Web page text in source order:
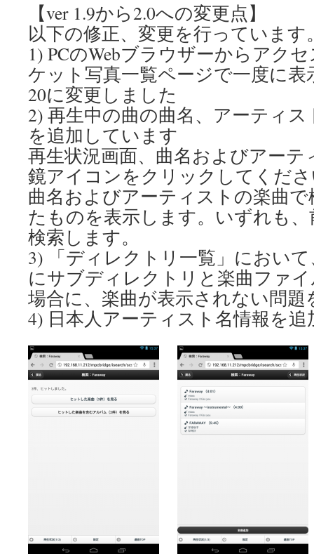
【ver 1.9から2.0への変更点】
以下の修正、変更を行っています
1) PCのWebブラウザーからアク
ケット写真一覧ページで一度に
20に変更しました
2) 再生中の曲の曲名、アーティ
を追加しています
再生状況画面、曲名およびアーテ
鏡アイコンをクリックしてくだ
曲名およびアーティストの楽曲
たものを表示します。いずれも
検索します。
3) 「ディレクトリ一覧」におい
にサブディレクトリと楽曲ファ
場合に、楽曲が表示されない問
4) 日本人アーティスト名情報を